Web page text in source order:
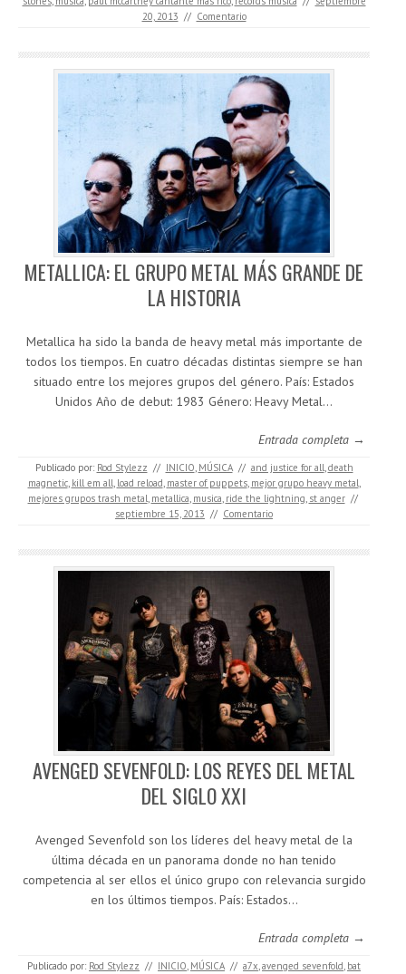
20, 2013 // Comentario
METALLICA: EL GRUPO METAL MÁS GRANDE DE
LA HISTORIA
Metallica ha sido la banda de heavy metal más importante de
todos los tiempos. En cuatro décadas distintas siempre se han
situado entre los mejores grupos del género. País: Estados
Unidos Año de debut: 1983 Género: Heavy Metal…
Entrada completa →
Publicado por: Rod Stylezz // INICIO, MÚSICA // and justice for all,death
magnetic, kill em all, load reload, master of puppets, mejor grupo heavy metal,
mejores grupos trash metal, metallica, musica, ride the lightning, st anger //
septiembre 15, 2013 // Comentario
AVENGED SEVENFOLD: LOS REYES DEL METAL
DEL SIGLO XXI
Avenged Sevenfold son los líderes del heavy metal de la
última década en un panorama donde no han tenido
competencia al ser ellos el único grupo con relevancia surgido
en los últimos tiempos. País: Estados…
Entrada completa →
Publicado por: Rod Stylezz // INICIO, MÚSICA // a7x,avenged sevenfold, bat